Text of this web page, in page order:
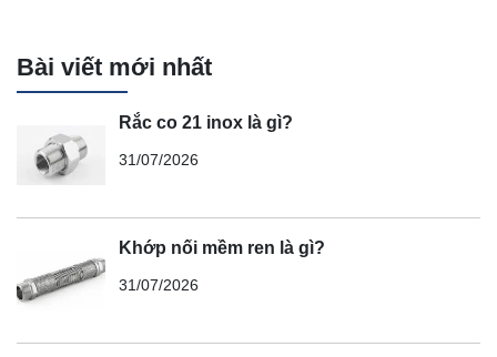
Bài viết mới nhất
Rắc co 21 inox là gì?
31/07/2026
Khớp nối mềm ren là gì?
31/07/2026